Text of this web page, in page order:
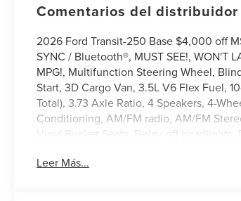
Comentarios del distribuidor
2026 Ford Transit-250 Base $4,000 off
SYNC / Bluetooth®, MUST SEE!, WON'T
MPG!, Multifunction Steering Wheel,
Start, 3D Cargo Van, 3.5L V6 Flex Fuel,
Total), 3.73 Axle Ratio, 4 Speakers, 4-
Conditioning, AM/FM radio, AM/FM
Vinyl Bucket Seats, Delay-off headlights,
Camera Rear, Ford Connectivity Package
Leer Más...